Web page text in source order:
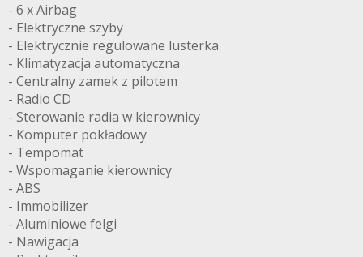
- 6 x Airbag
- Elektryczne szyby
- Elektrycznie regulowane lusterka
- Klimatyzacja automatyczna
- Centralny zamek z pilotem
- Radio CD
- Sterowanie radia w kierownicy
- Komputer pokładowy
- Tempomat
- Wspomaganie kierownicy
- ABS
- Immobilizer
- Aluminiowe felgi
- Nawigacja